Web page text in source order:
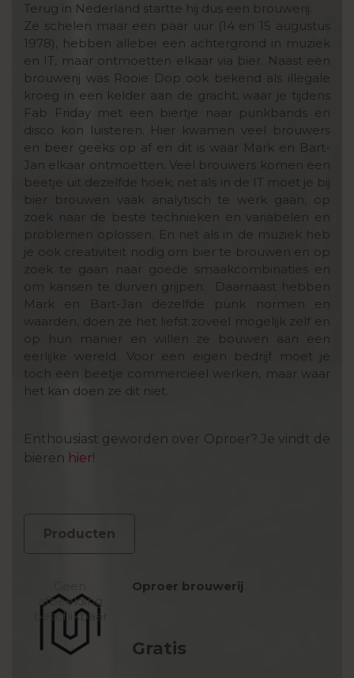
Producten
Enthousiast geworden over Oproer? Je vindt de
bieren hier!
Oproer brouwerij
Gratis
Terug in Nederland startte hij dus een brouwerij.
Ze schelen maar een paar uur (14 en 15 augustus
1978), hebben allebei een achtergrond in muziek
en IT, maar ontmoetten elkaar via bier. Naast een
brouwerij was Rooie Dop ook bekend als illegale
kroeg in een kelder aan de gracht, waar je tijdens
Fab Friday met een biertje naar punkbands en
disco kon luisteren. Hier kwamen veel brouwers
en beer geeks op af en dit is waar Mark en Bart-
Jan elkaar ontmoetten. Veel brouwers komen een
beetje uit dezelfde hoek; net als in de IT moet je bij
bier brouwen vaak analytisch te werk gaan, op
zoek naar de beste technieken en variabelen en
problemen oplossen. En net als in de muziek heb
je ook creativiteit nodig om bier te brouwen en op
zoek te gaan naar goede smaakcombinaties en
om kansen te durven grijpen. Daarnaast hebben
Mark en Bart-Jan dezelfde punk normen en
waarden, doen ze het liefst zoveel mogelijk zelf en
op hun manier en willen ze bouwen aan een
eerlijke wereld. Voor een eigen bedrijf moet je
toch een beetje commercieel werken, maar waar
het kan doen ze dit niet.